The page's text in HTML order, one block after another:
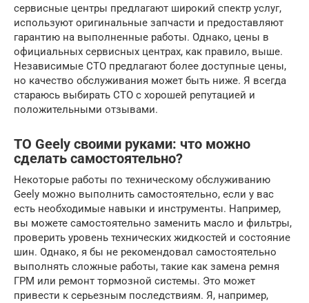
сервисные центры предлагают широкий спектр услуг,
используют оригинальные запчасти и предоставляют
гарантию на выполненные работы. Однако, цены в
официальных сервисных центрах, как правило, выше.
Независимые СТО предлагают более доступные цены,
но качество обслуживания может быть ниже. Я всегда
стараюсь выбирать СТО с хорошей репутацией и
положительными отзывами.
ТО Geely своими руками: что можно
сделать самостоятельно?
Некоторые работы по техническому обслуживанию
Geely можно выполнить самостоятельно, если у вас
есть необходимые навыки и инструменты. Например,
вы можете самостоятельно заменить масло и фильтры,
проверить уровень технических жидкостей и состояние
шин. Однако, я бы не рекомендовал самостоятельно
выполнять сложные работы, такие как замена ремня
ГРМ или ремонт тормозной системы. Это может
привести к серьезным последствиям. Я, например,